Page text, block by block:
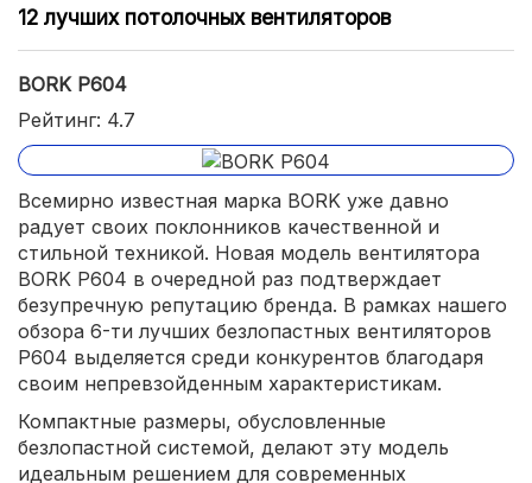
12 лучших потолочных вентиляторов
BORK P604
Рейтинг: 4.7
Всемирно известная марка BORK уже давно
радует своих поклонников качественной и
стильной техникой. Новая модель вентилятора
BORK P604 в очередной раз подтверждает
безупречную репутацию бренда. В рамках нашего
обзора 6-ти лучших безлопастных вентиляторов
P604 выделяется среди конкурентов благодаря
своим непревзойденным характеристикам.
Компактные размеры, обусловленные
безлопастной системой, делают эту модель
идеальным решением для современных